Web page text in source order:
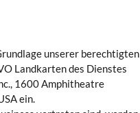
unserer berechtigten
Landkarten des Dienstes
1600 Amphitheatre
ein.